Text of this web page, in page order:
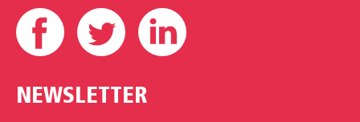
Facebook Twitter
NEWSLETTER